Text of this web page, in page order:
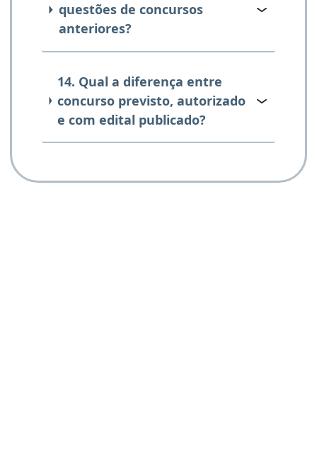
questões de concursos
anteriores?
14. Qual a diferença entre
concurso previsto, autorizado
e com edital publicado?